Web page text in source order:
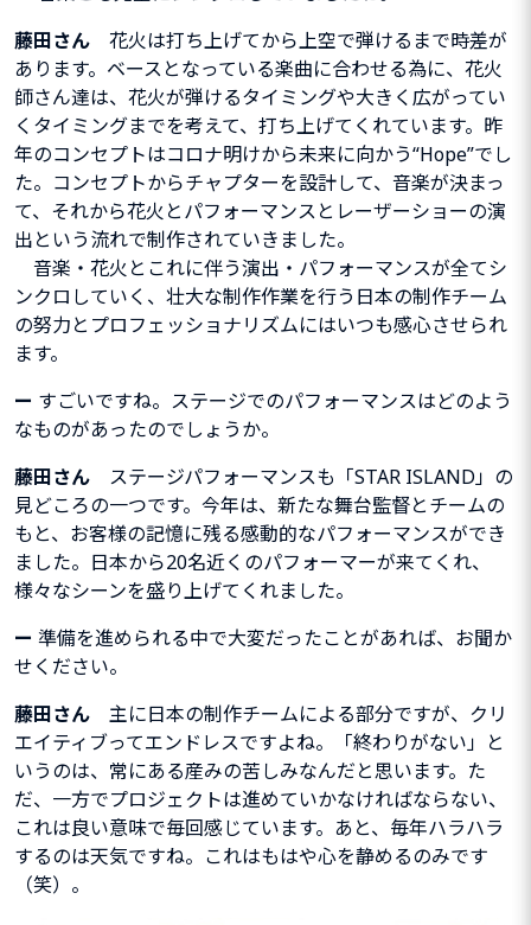
藤田さん 花火は打ち上げてから上空で弾けるまで時差が
あります。 ベースとなっている楽曲に合わせる為に、花火
師さん達は、花火が弾けるタイミングや大きく広がってい
くタイミングまでを考えて、打ち上げてくれています。昨
年のコンセプトはコロナ明けから未来に向かう“Hope”でし
た。コンセプトからチャプターを設計して、音楽が決まっ
て、それから花火とパフォーマンスとレーザーショーの演
出という流れで制作されていきました。
音楽・花火とこれに伴う演出・パフォーマンスが全てシ
ンクロしていく、壮大な制作作業を行う日本の制作チーム
の努力とプロフェッショナリズムにはいつも感心させられ
ます。
ー すごいですね。ステージでのパフォーマンスはどのよう
なものがあったのでしょうか。
藤田さん
ステージパフォーマンスも 「STAR ISLAND」 の
見どころの一つです。今年は、新たな舞台監督とチームの
もと、お客様の記憶に残る感動的なパフォーマンスができ
ました。日本から20名近くのパフォーマーが来てくれ、
様々なシーンを盛り上げてくれました。
ー 準備を進められる中で大変だったことがあれば、お聞か
せください。
藤田さん 主に日本の制作チームによる部分ですが、クリ
エイティブってエンドレスですよね。「終わりがない」と
いうのは、常にある産みの苦しみなんだと思います。た
だ、一方でプロジェクトは進めていかなければならない、
これは良い意味で毎回感じています。あと、毎年ハラハラ
するのは天気ですね。これはもはや心を静めるのみです
（笑）。